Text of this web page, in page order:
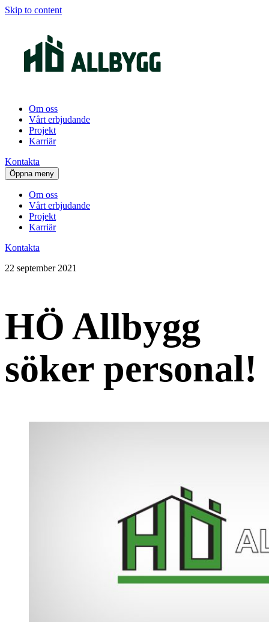
Skip to content
Om oss
Vårt erbjudande
Projekt
Karriär
Kontakta
Öppna meny
Om oss
Vårt erbjudande
Projekt
Karriär
Kontakta
22 september 2021
HÖ Allbygg
söker personal!